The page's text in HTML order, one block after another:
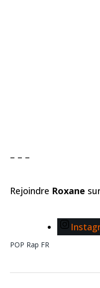
– – –
Rejoindre Roxane
POP Rap FR